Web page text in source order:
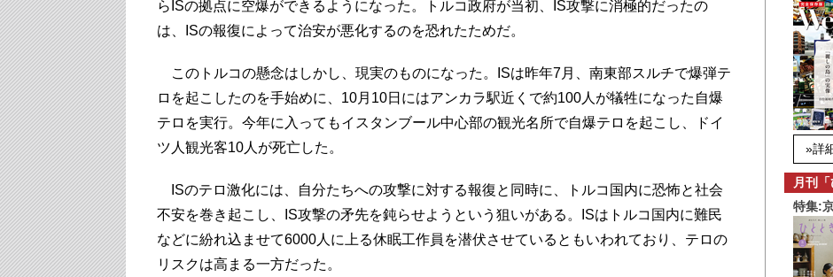
らISの拠点に空爆ができるようになった。トルコ政府が当初、IS攻撃に消極的だったの
は、ISの報復によって治安が悪化するのを恐れたためだ。
このトルコの懸念はしかし、現実のものになった。ISは昨年7月、南東部スルチで爆弾テ
ロを起こしたのを手始めに、10月10日にはアンカラ駅近くで約100人が犠牲になった自爆
テロを実行。今年に入ってもイスタンブール中心部の観光名所で自爆テロを起こし、ドイ
ツ人観光客10人が死亡した。
ISのテロ激化には、自分たちへの攻撃に対する報復と同時に、トルコ国内に恐怖と社会
不安を巻き起こし、IS攻撃の矛先を鈍らせようという狙いがある。ISはトルコ国内に難民
などに紛れ込ませて6000人に上る休眠工作員を潜伏させているともいわれており、テロの
リスクは高まる一方だった。
»詳
月刊「
特集: